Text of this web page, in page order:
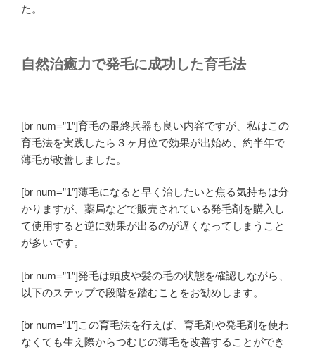
た。
自然治癒力で発毛に成功した育毛法
[br num=”1″]育毛の最終兵器も良い内容ですが、私はこの
育毛法を実践したら３ヶ月位で効果が出始め、約半年で
薄毛が改善しました。
[br num=”1″]薄毛になると早く治したいと焦る気持ちは分
かりますが、薬局などで販売されている発毛剤を購入し
て使用すると逆に効果が出るのが遅くなってしまうこと
が多いです。
[br num=”1″]発毛は頭皮や髪の毛の状態を確認しながら、
以下のステップで段階を踏むことをお勧めします。
[br num=”1″]この育毛法を行えば、育毛剤や発毛剤を使わ
なくても生え際からつむじの薄毛を改善することができ